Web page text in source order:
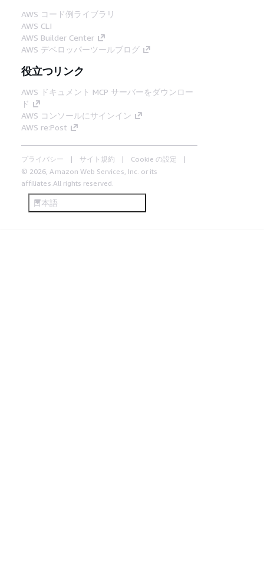
AWS コード例ライブラリ
AWS CLI
AWS Builder Center
AWS デベロッパーツールブログ
役立つリンク
AWS ドキュメント MCP サーバーをダウンロー
ド
AWS コンソールにサインイン
AWS re:Post
プライバシー サイト規約
Cookie の設定
© 2026, Amazon Web Services, Inc. or its
affiliates.All rights reserved.
日本語